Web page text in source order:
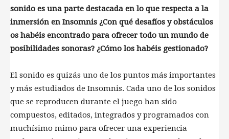
sonido es una parte destacada en lo que respecta a la
inmersión en Insomnis ¿Con qué desafíos y obstáculos
os habéis encontrado para ofrecer todo un mundo de
posibilidades sonoras? ¿Cómo los habéis gestionado?
El sonido es quizás uno de los puntos más importantes
y más estudiados de Insomnis. Cada uno de los sonidos
que se reproducen durante el juego han sido
compuestos, editados, integrados y programados con
muchísimo mimo para ofrecer una experiencia